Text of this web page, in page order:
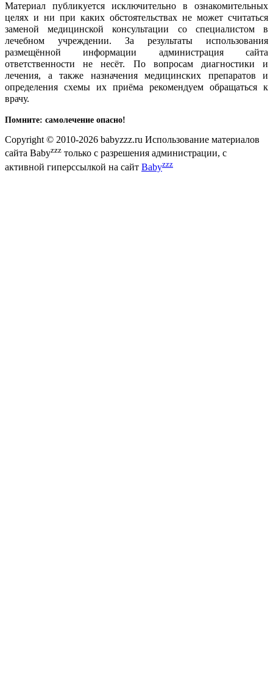
Материал публикуется исключительно в ознакомительных
целях и ни при каких обстоятельствах не может считаться
заменой медицинской консультации со специалистом в
лечебном учреждении. За результаты использования
размещённой информации администрация сайта
ответственности не несёт. По вопросам диагностики и
лечения, а также назначения медицинских препаратов и
определения схемы их приёма рекомендуем обращаться к
врачу.
Помните: самолечение опасно!
Copyright © 2010-2026 babyzzz.ru Использование материалов
сайта Babyzzz только с разрешения администрации, с
активной гиперссылкой на сайт Babyzzz